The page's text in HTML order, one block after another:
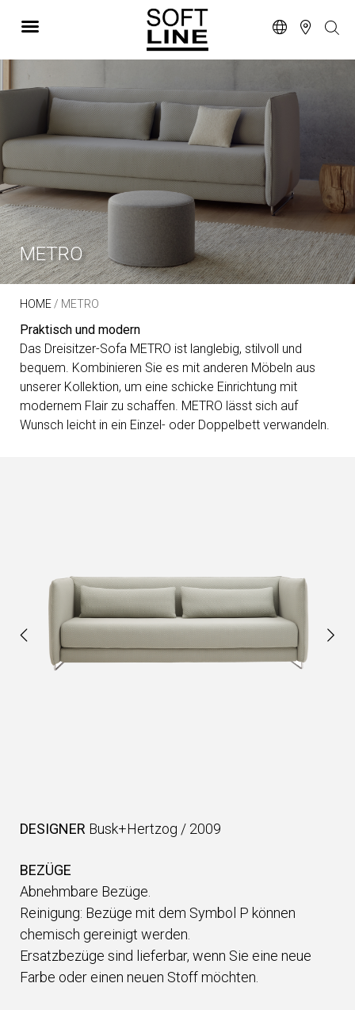
METRO
HOME/ METRO
Praktisch und modern
Das Dreisitzer-Sofa METRO ist langlebig, stilvoll und
bequem. Kombinieren Sie es mit anderen Möbeln aus
unserer Kollektion, um eine schicke Einrichtung mit
modernem Flair zu schaffen. METRO lässt sich auf
Wunsch leicht in ein Einzel- oder Doppelbett verwandeln.
DESIGNER Busk+Hertzog / 2009
BEZÜGE
Abnehmbare Bezüge.
Reinigung: Bezüge mit dem Symbol P können
chemisch gereinigt werden.
Ersatzbezüge sind lieferbar, wenn Sie eine neue
Farbe oder einen neuen Stoff möchten.